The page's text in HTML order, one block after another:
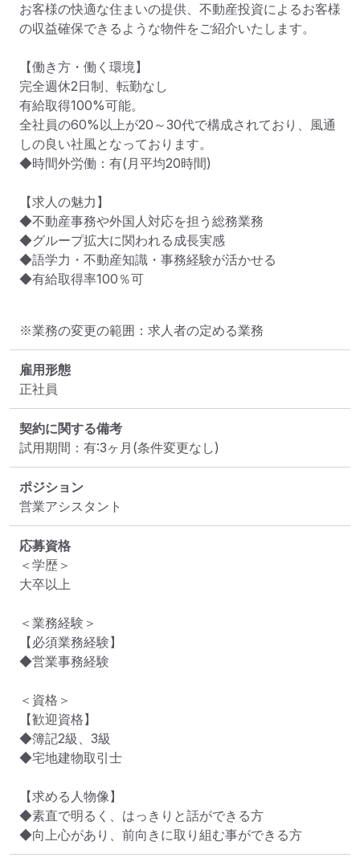
お客様の快適な住まいの提供、不動産投資によるお客様
の収益確保できるような物件をご紹介いたします。
【働き方・働く環境】
完全週休2日制、転勤なし
有給取得100%可能。
全社員の60%以上が20～30代で構成されており、風通
しの良い社風となっております。
◆時間外労働：有(月平均20時間)
【求人の魅力】
◆不動産事務や外国人対応を担う総務業務
◆グループ拡大に関われる成長実感
◆語学力・不動産知識・事務経験が活かせる
◆有給取得率100％可
※業務の変更の範囲：求人者の定める業務
雇用形態
正社員
契約に関する備考
試用期間：有:3ヶ月(条件変更なし)
ポジション
営業アシスタント
応募資格
＜学歴＞
大卒以上
＜業務経験＞
【必須業務経験】
◆営業事務経験
＜資格＞
【歓迎資格】
◆簿記2級、3級
◆宅地建物取引士
【求める人物像】
◆素直で明るく、はっきりと話ができる方
◆向上心があり、前向きに取り組む事ができる方